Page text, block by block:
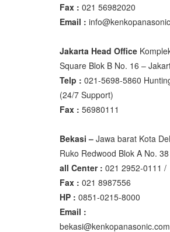
Fax : 021 56982020
Email :
Jakarta Head Office
Square Blok B No. 16 –
Telp : 021-5698-5860
(24/7 Support)
Fax : 56980111
Bekasi – Jawa barat Kota
Ruko Redwood Blok A No. 38
all Center : 021 2952-0111 /
Fax : 021 8987556
HP : 0851-0215-8000
Email :
bekasi@kenkopanasonic.com